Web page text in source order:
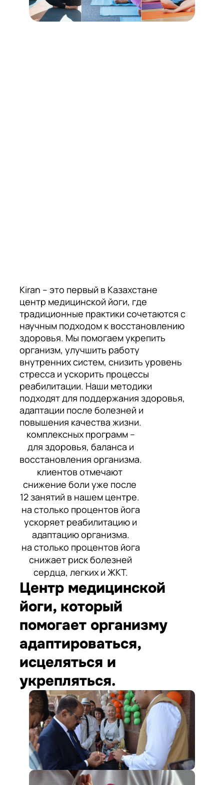
Kiran – это первый в Казахстане
центр медицинской йоги, где
традиционные практики сочетаются с
научным подходом к восстановлению
здоровья. Мы помогаем укрепить
организм, улучшить работу
внутренних систем, снизить уровень
стресса и ускорить процессы
реабилитации. Наши методики
подходят для поддержания здоровья,
адаптации после болезней и
повышения качества жизни.
комплексных программ –
для здоровья, баланса и
восстановления организма.
клиентов отмечают
снижение боли уже после
12 занятий в нашем центре.
на столько процентов йога
ускоряет реабилитацию и
адаптацию организма.
на столько процентов йога
снижает риск болезней
сердца, легких и ЖКТ.
Центр медицинской
йоги, который
помогает организму
адаптироваться,
исцеляться и
укрепляться.